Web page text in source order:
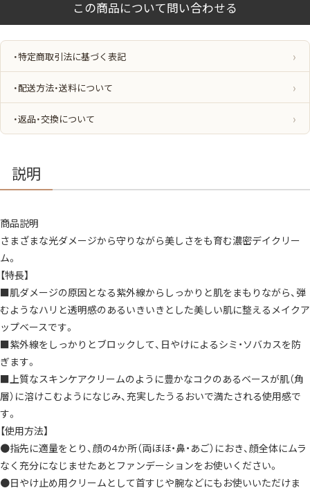
・特定商取引法に基づく表記
・配送方法・送料について
・返品・交換について
説明
商品説明
さまざまな光ダメージから守りながら美しさをも育む濃密デイクリー
ム。
【特長】
■肌ダメージの原因となる紫外線からしっかりと肌をまもりながら、弾
むようなハリと透明感のあるいきいきとした美しい肌に整えるメイクア
ップベースです。
■紫外線をしっかりとブロックして、日やけによるシミ・ソバカスを防
ぎます。
■上質なスキンケアクリームのように豊かなコクのあるベースが肌（角
層）に溶けこむようになじみ、充実したうるおいで満たされる使用感で
す。
【使用方法】
●指先に適量をとり、顔の4か所（両ほほ・鼻・あご）におき、顔全体にムラ
なく充分になじませたあとファンデーションをお使いください。
●日やけ止め用クリームとして首すじや腕などにもお使いいただけま